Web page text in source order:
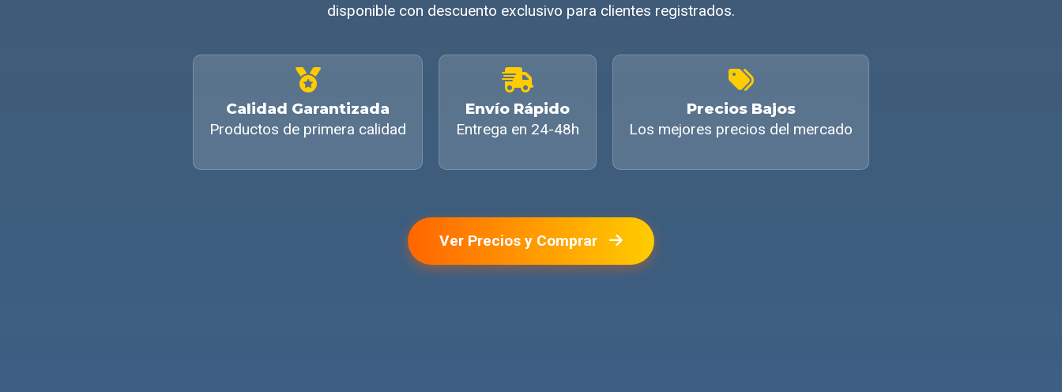
disponible con descuento exclusivo para clientes registrados.
Calidad Garantizada
Productos de primera calidad
Envío Rápido
Entrega en 24-48h
Precios Bajos
Los mejores precios del mercado
Ver Precios y Comprar